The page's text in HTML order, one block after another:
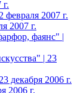
2007 г.
2007 г.
фаянс" |
| 23
декабря 2006 г.
2006 г.